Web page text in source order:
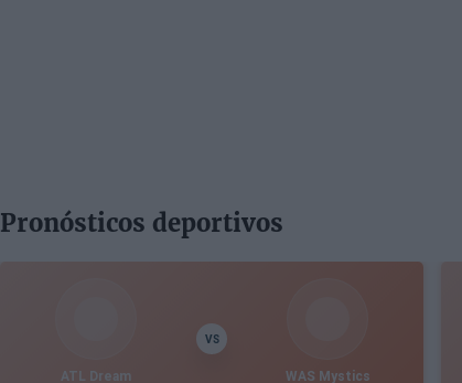
Pronósticos deportivos
ATL Dream
VS
WAS Mystics